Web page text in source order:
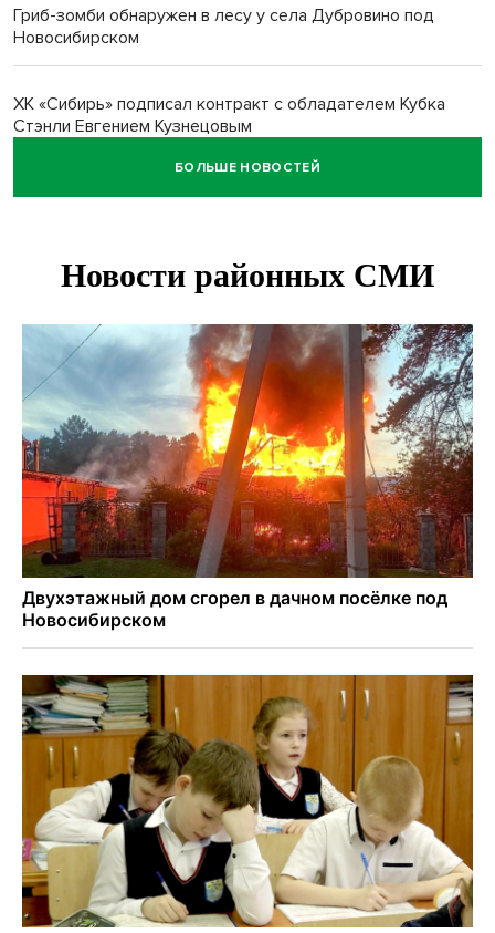
Гриб-зомби обнаружен в лесу у села Дубровино под
Новосибирском
ХК «Сибирь» подписал контракт с обладателем Кубка
Стэнли Евгением Кузнецовым
БОЛЬШЕ НОВОСТЕЙ